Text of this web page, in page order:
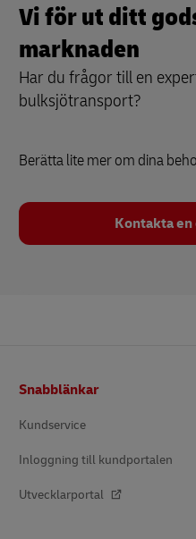
Vi för ut ditt
marknaden
Har du frågor till en
bulksjötransport?
Berätta lite mer om dina
Kontakta
Snabblänkar
Kundservice
Inloggning till kundportalen
Utvecklarportal